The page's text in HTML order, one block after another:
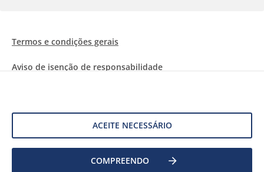
ACEITE NECESSÁRIO
COMPREENDO
2026 Allnex Netherlands B.V.
Termos e condições gerais
Aviso de isenção de responsabilidade
Proteção de dados